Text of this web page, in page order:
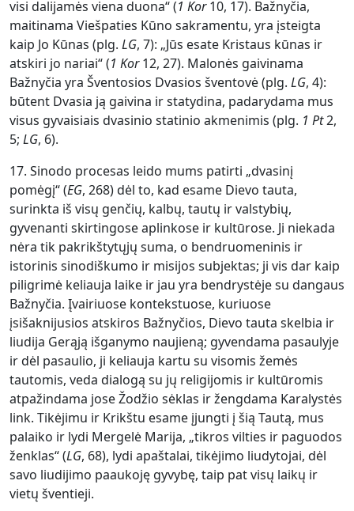
visi dalijamės viena duona“ (1 Kor10, 17). Bažnyčia,
maitinama Viešpaties Kūno sakramentu, yra įsteigta
kaip Jo Kūnas (plg. LG, 7): „Jūs esate Kristaus kūnas ir
atskiri jo nariai“ (1 Kor12, 27). Malonės gaivinama
Bažnyčia yra Šventosios Dvasios šventovė (plg. LG, 4):
būtent Dvasia ją gaivina ir statydina, padarydama mus
visus gyvaisiais dvasinio statinio akmenimis (plg. 1 Pt2,
5; LG, 6).
17. Sinodo procesas leido mums patirti „dvasinį
pomėgį“ (EG, 268) dėl to, kad esame Dievo tauta,
surinkta iš visų genčių, kalbų, tautų ir valstybių,
gyvenanti skirtingose aplinkose ir kultūrose. Ji niekada
nėra tik pakrikštytųjų suma, o bendruomeninis ir
istorinis sinodiškumo ir misijos subjektas; ji vis dar kaip
piligrimė keliauja laike ir jau yra bendrystėje su dangaus
Bažnyčia. Įvairiuose kontekstuose, kuriuose
įsišaknijusios atskiros Bažnyčios, Dievo tauta skelbia ir
liudija Gerąją išganymo naujieną; gyvendama pasaulyje
ir dėl pasaulio, ji keliauja kartu su visomis žemės
tautomis, veda dialogą su jų religijomis ir kultūromis
atpažindama jose Žodžio sėklas ir žengdama Karalystės
link. Tikėjimu ir Krikštu esame įjungti į šią Tautą, mus
palaiko ir lydi Mergelė Marija, „tikros vilties ir paguodos
ženklas“ (LG, 68), lydi apaštalai, tikėjimo liudytojai, dėl
savo liudijimo paaukoję gyvybę, taip pat visų laikų ir
vietų šventieji.